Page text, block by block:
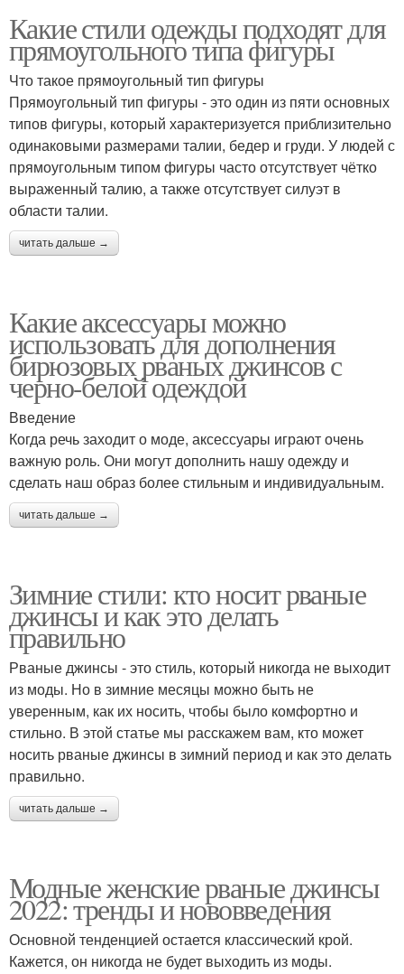
Какие стили одежды подходят для
прямоугольного типа фигуры
Что такое прямоугольный тип фигуры
Прямоугольный тип фигуры - это один из пяти основных
типов фигуры, который характеризуется приблизительно
одинаковыми размерами талии, бедер и груди. У людей с
прямоугольным типом фигуры часто отсутствует чётко
выраженный талию, а также отсутствует силуэт в
области талии.
читать дальше →
Какие аксессуары можно
использовать для дополнения
бирюзовых рваных джинсов с
черно-белой одеждой
Введение
Когда речь заходит о моде, аксессуары играют очень
важную роль. Они могут дополнить нашу одежду и
сделать наш образ более стильным и индивидуальным.
читать дальше →
Зимние стили: кто носит рваные
джинсы и как это делать
правильно
Рваные джинсы - это стиль, который никогда не выходит
из моды. Но в зимние месяцы можно быть не
уверенным, как их носить, чтобы было комфортно и
стильно. В этой статье мы расскажем вам, кто может
носить рваные джинсы в зимний период и как это делать
правильно.
читать дальше →
Модные женские рваные джинсы
2022: тренды и нововведения
Основной тенденцией остается классический крой.
Кажется, он никогда не будет выходить из моды.